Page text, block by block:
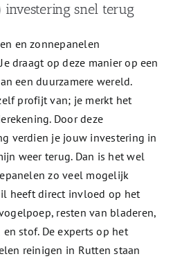
snel terug
en zonnepanelen
draagt op deze manier op een
een duurzamere wereld.
profijt van; je merkt het
Door deze
verdien je jouw investering in
weer terug. Dan is het wel
zo veel mogelijk
heeft direct invloed op het
resten van bladeren,
stof. De experts op het
reinigen in Rutten staan